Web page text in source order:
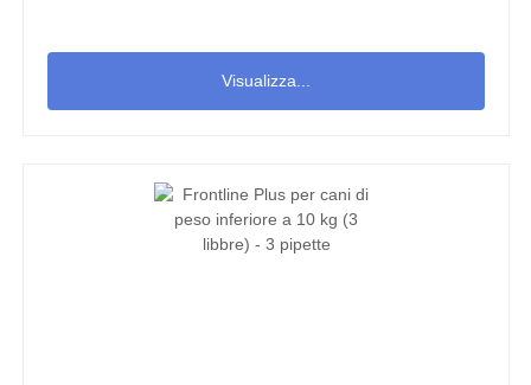
Visualizza...